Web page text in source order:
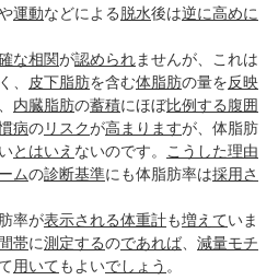
運動などによる脱水後は逆に高めに
な相関が認められませんが、これは
、 皮下脂肪を含む体脂肪の量を反映
内臓脂肪の蓄積にほぼ比例する腹囲
病のリスクが高まりますが、体脂肪
とはいえ ないのです。 こうした理由
ムの診断基準にも体脂肪率は採用さ
率が表示される体重計も増えていま
帯に測定するのであれば 減量モチ
用いてもよいでしょう 。